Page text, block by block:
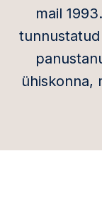
mail
ühiskonna,